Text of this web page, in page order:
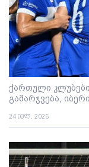
ქართული
გამარჯვება,
24 ივლ. 2026